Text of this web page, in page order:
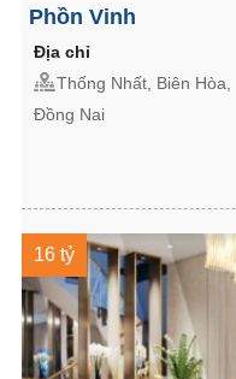
Phồn Vinh
Địa chỉ
Thống Nhất, Biên Hòa,
Đồng Nai
16 tỷ